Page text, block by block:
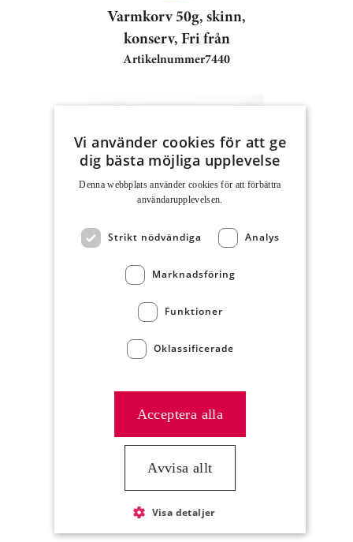
Varmkorv 50g, skinn,
konserv, Fri från
Artikelnummer7440
Artikelnummer7570
Kalas Smal 55g,
naturskinn, Fri från
Artikelnummer817739
Vi använder cookies för att ge
dig bästa möjliga upplevelse
Denna webbplats använder cookies för att för­bättra
användar­upplevelsen.
Strikt nödvändiga Analys
Marknadsföring
Funktioner
Oklassificerade
Acceptera alla
Avvisa allt
Visa detaljer